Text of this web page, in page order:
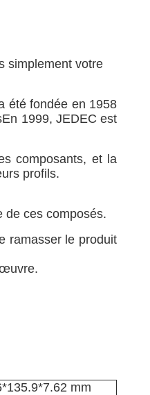
simplement votre
été fondée en 1958
1999, JEDEC est
composants, et la
profils.
de ces composés.
ramasser le produit
mm